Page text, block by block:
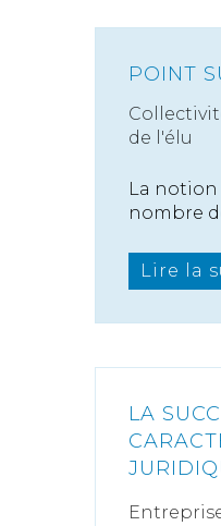
POINT
de l'élu
La notion
nombre
Lire la
LA